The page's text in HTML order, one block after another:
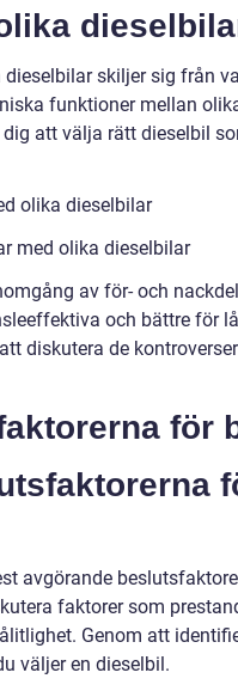
skiljer sig från
funktioner mellan
att välja rätt dieselbil
olika dieselbilar
med olika dieselbilar
av för- och
och bättre för
diskutera de
för
avgörande
faktorer som
Genom att
väljer en dieselbil.